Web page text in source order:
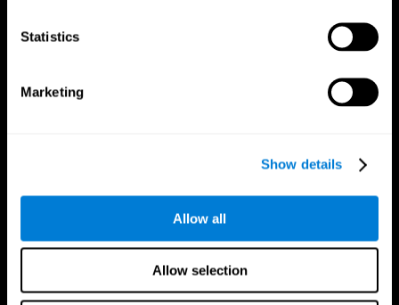
Statistics
Marketing
Show details
Allow all
Allow selection
で私たちをフォローしてください